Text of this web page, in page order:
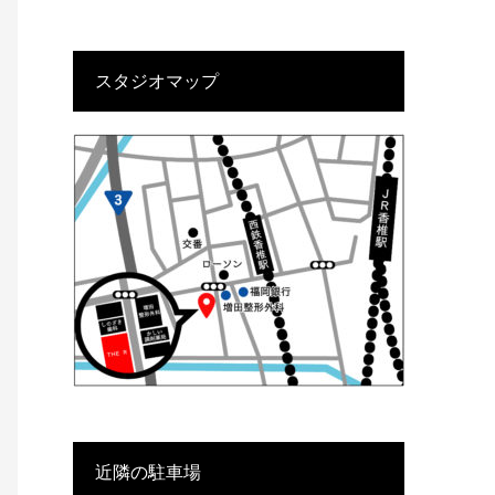
スタジオマップ
近隣の駐車場